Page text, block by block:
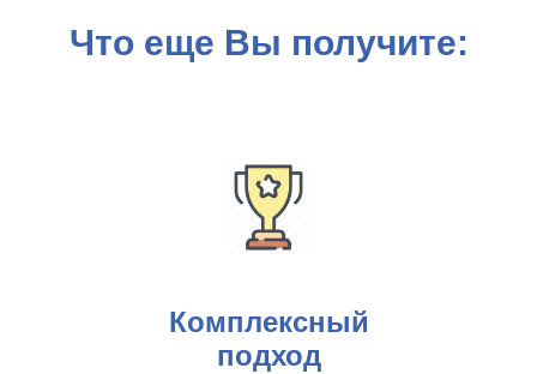
Что еще Вы получите:
Комплексный
подход